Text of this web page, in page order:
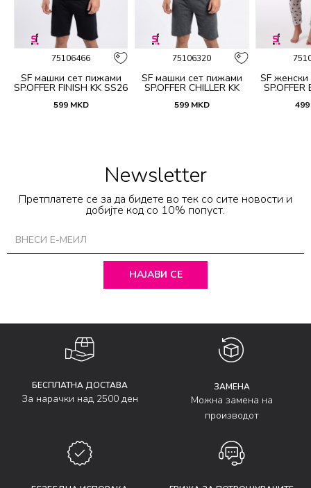
75106466
SF машки сет пижами
SP.OFFER FINISH KK SS26
599 MKD
75106320
SF машки сет пижами
SP.OFFER CHILLER KK
599 MKD
SF
499
Newsletter
Претплатете се за да бидете во тек со сите новости и
добијте код со 10% попуст.
НАЈАВИ СЕ
БЕСПЛАТНА ДОСТАВА
За нарачки над 2500 ден
ЗАМЕНА
Можна замена на
производот